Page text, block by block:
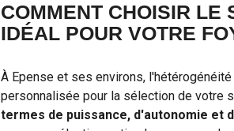
COMMENT CHOISIR LE
IDÉAL POUR VOTRE
À Epense et ses environs,
personnalisée pour la sélection de votre
termes de puissance, d'autonomie et